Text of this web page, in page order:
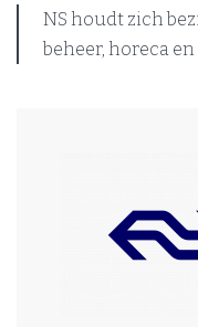
NS houdt zich
beheer, horeca